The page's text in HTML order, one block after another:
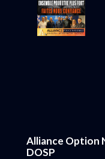
Alliance Option
DOSP